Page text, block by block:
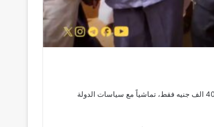
إدريس توجيهات بتخفيض رسوم التصاديق الموسمية لتجار سوق أمدرمان من 800 الف إلى 400 الف جنيه فقط، تماشياً مع سياسات الدولة